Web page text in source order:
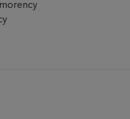
FOCH